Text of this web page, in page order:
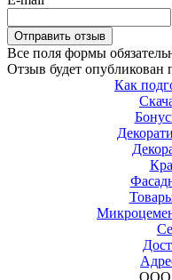
Все поля формы
Отзыв будет опубликован
Как